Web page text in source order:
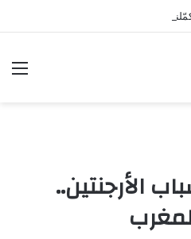
الأرجنتين..